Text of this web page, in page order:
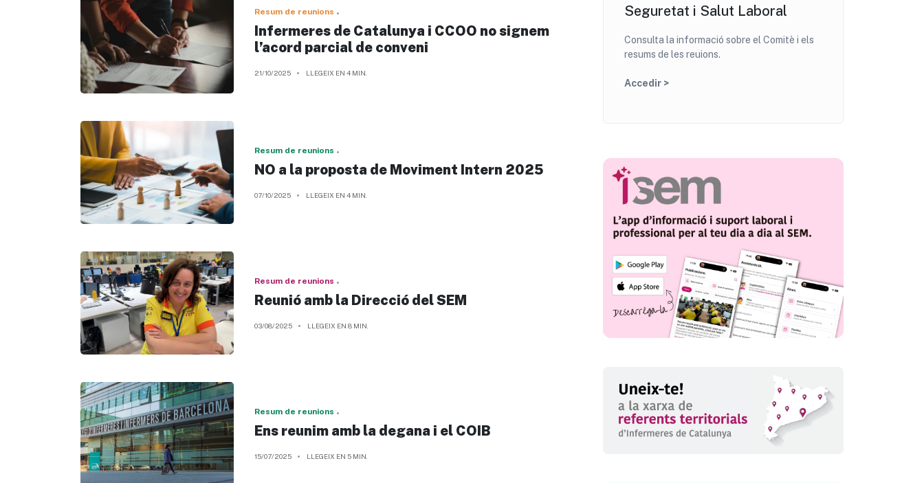
Resum de reunions
Infermeres de Catalunya i CCOO no signem
l’acord parcial de conveni
21/10/2025 LLEGEIX EN 4 MIN.
Resum de reunions
NO a la proposta de Moviment Intern 2025
07/10/2025 LLEGEIX EN 4 MIN.
Resum de reunions
Reunió amb la Direcció del SEM
03/08/2025 LLEGEIX EN 8 MIN.
Resum de reunions
Ens reunim amb la degana i el COIB
15/07/2025 LLEGEIX EN 5 MIN.
Seguretat i Salut Laboral
Consulta la informació sobre el Comitè i els
resums de les reuions.
Accedir >